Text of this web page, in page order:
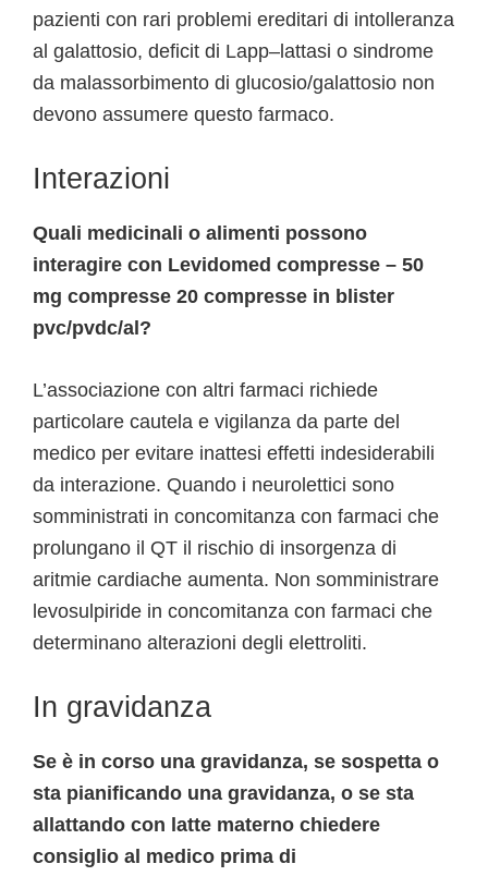
pazienti con rari problemi ereditari di intolleranza
al galattosio, deficit di Lapp–lattasi o sindrome
da malassorbimento di glucosio/galattosio non
devono assumere questo farmaco.
Interazioni
Quali medicinali o alimenti possono
interagire con Levidomed compresse – 50
mg compresse 20 compresse in blister
pvc/pvdc/al?
L’associazione con altri farmaci richiede
particolare cautela e vigilanza da parte del
medico per evitare inattesi effetti indesiderabili
da interazione. Quando i neurolettici sono
somministrati in concomitanza con farmaci che
prolungano il QT il rischio di insorgenza di
aritmie cardiache aumenta. Non somministrare
levosulpiride in concomitanza con farmaci che
determinano alterazioni degli elettroliti.
In gravidanza
Se è in corso una gravidanza, se sospetta o
sta pianificando una gravidanza, o se sta
allattando con latte materno chiedere
consiglio al medico prima di